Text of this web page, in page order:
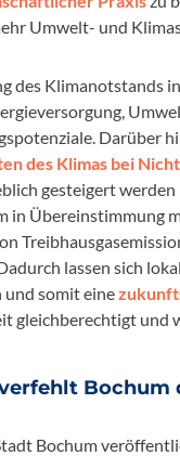
Umwelt- und
des Klimanotstands
Darüber
des Klimas bei
gesteigert
in Übereinstimmung
lassen sich
somit eine
gleichberechtigt und
verfehlt
Bochum